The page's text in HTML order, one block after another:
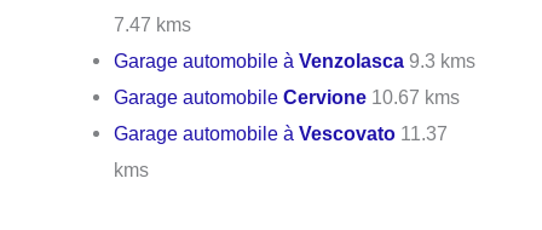
7.47 kms
Garage automobile àVenzolasca 9.3 kms
Garage automobileCervione 10.67 kms
Garage automobile àVescovato 11.37
kms